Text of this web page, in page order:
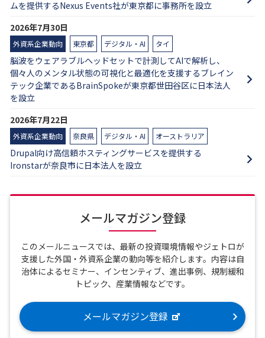
ムを提供するNexus Events社が東京都に事務所を設立
2026年7月30日
外資系企業動向 東京都 デジタル・AI タイ
脳波をウェアラブルヘッドセットで計測してAIで解析し、
個々人のメンタル状態の可視化と最適化を支援するブレイン
テック企業であるBrainSpokeが東京都世田谷区に日本法人
を設立
2026年7月22日
外資系企業動向 奈良県 デジタル・AI オーストラリア
Drupal向け高信頼ホスティングサービスを提供する
Ironstarが奈良市に日本法人を設立
メールマガジン登録
このメールニュースでは、最新の投資環境情報やジェトロが
支援した外国・外資系企業の動向等を紹介します。内容は自
治体によるセミナー、インセンティブ、進出事例、規制緩和
トピック、産業情報などです。
メールマガジン登録